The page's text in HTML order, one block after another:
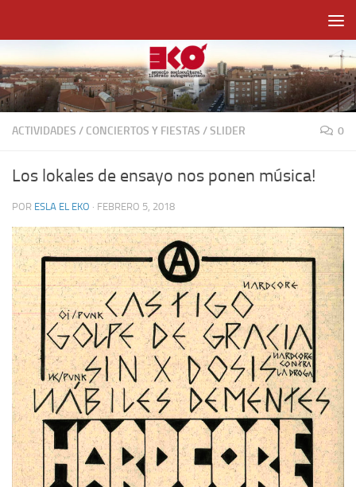
ACTIVIDADES / CONCIERTOS Y FIESTAS /SLIDER 0
Los lokales de ensayo nos ponen música!
POR ESLA EL EKO · FEBRERO 5, 2018